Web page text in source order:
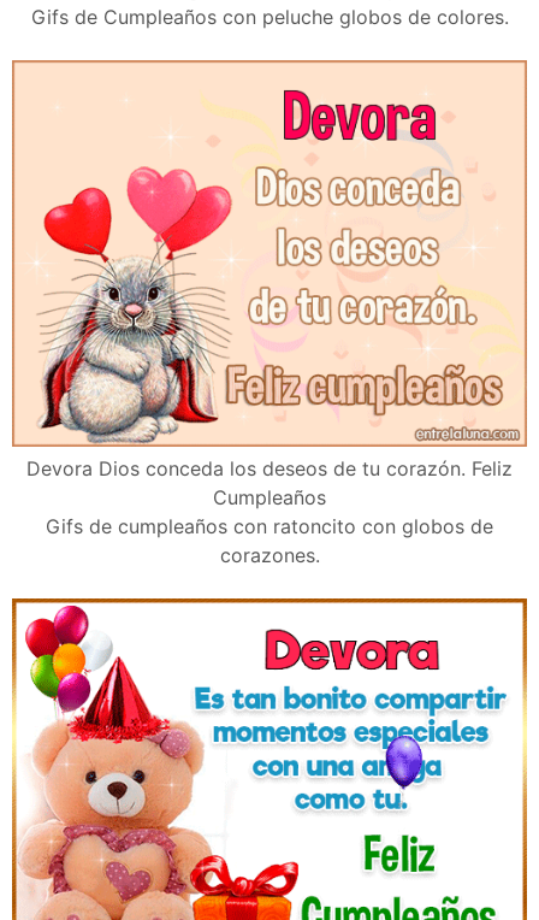
Gifs de Cumpleaños con peluche globos de colores.
Devora Dios conceda los deseos de tu corazón. Feliz
Cumpleaños
Gifs de cumpleaños con ratoncito con globos de
corazones.